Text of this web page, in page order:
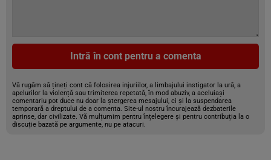
Intră în cont pentru a comenta
Vă rugăm să țineți cont că folosirea injuriilor, a limbajului instigator la ură, a
apelurilor la violență sau trimiterea repetată, în mod abuziv, a aceluiași
comentariu pot duce nu doar la ștergerea mesajului, ci și la suspendarea
temporară a dreptului de a comenta. Site-ul nostru încurajează dezbaterile
aprinse, dar civilizate. Vă mulțumim pentru înțelegere și pentru contribuția la o
discuție bazată pe argumente, nu pe atacuri.